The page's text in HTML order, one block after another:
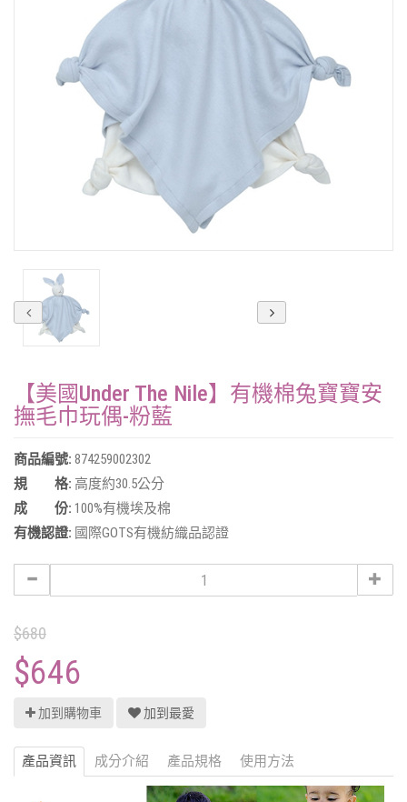
【美國Under The Nile】有機棉兔寶寶安
撫毛巾玩偶-粉藍
商品編號: 874259002302
規 格: 高度約30.5公分
成 份: 100%有機埃及棉
有機認證: 國際GOTS有機紡織品認證
$680
$646
加到購物車 加到最愛
產品資訊 成分介紹 產品規格 使用方法